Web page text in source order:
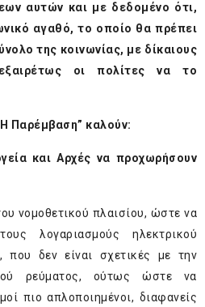
αυτών και με δεδομένο ότι,
αγαθό, το οποίο θα πρέπει
της κοινωνίας, με δίκαιους
οι πολίτες να το
Παρέμβαση” καλούν:
και Αρχές να προχωρήσουν
νομοθετικού πλαισίου, ώστε να
λογαριασμούς ηλεκτρικού
που δεν είναι σχετικές με την
ρεύματος, ούτως ώστε να
πιο απλοποιημένοι, διαφανείς